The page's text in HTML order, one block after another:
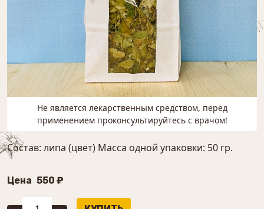
Не является лекарственным средством, перед
применением проконсультируйтесь с врачом!
Состав: липа (цвет) Масса одной упаковки: 50 гр.
Цена 550 ₽